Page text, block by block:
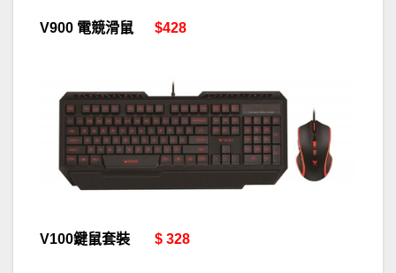
V900 電競滑鼠 $428
V100鍵鼠套裝 $ 328